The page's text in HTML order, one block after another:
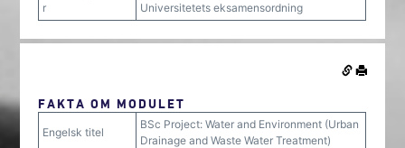
r
Universitetets eksamensordning
FAKTA OM MODULET
Engelsk titel
BSc Project: Water and Environment (Urban
Drainage and Waste Water Treatment)